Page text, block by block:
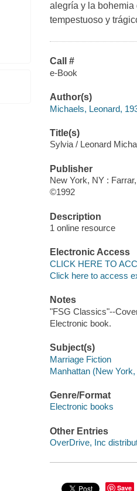
alegría y la
tempestuoso y
Call #
e-Book
Author(s)
Michaels, Leonard,
Title(s)
Sylvia / Leonard
Publisher
New York, NY :
©1992
Description
1 online resource
Electronic Access
CLICK HERE TO
Click here to access
Notes
"FSG Classics"--
Electronic book.
Subject(s)
Marriage Fiction
Manhattan (New
Genre/Format
Electronic books
Other Entries
OverDrive, Inc
Save